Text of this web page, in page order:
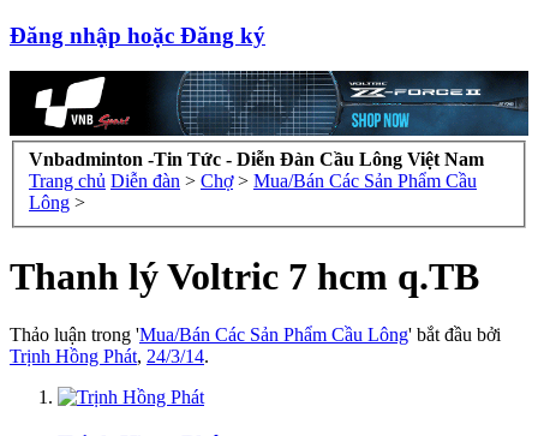
Đăng nhập hoặc Đăng ký
Vnbadminton -Tin Tức - Diễn Đàn Cầu Lông Việt Nam
Trang chủ Diễn đàn > Chợ > Mua/Bán Các Sản Phẩm Cầu
Lông >
Thanh lý Voltric 7 hcm q.TB
Thảo luận trong 'Mua/Bán Các Sản Phẩm Cầu Lông' bắt đầu bởi
Trịnh Hồng Phát, 24/3/14.